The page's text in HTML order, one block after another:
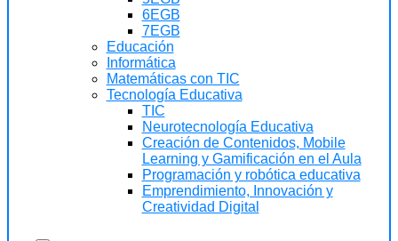
6EGB
7EGB
Educación
Informática
Matemáticas con TIC
Tecnología Educativa
TIC
Neurotecnología Educativa
Creación de Contenidos, Mobile
Learning y Gamificación en el Aula
Programación y robótica educativa
Emprendimiento, Innovación y
Creatividad Digital